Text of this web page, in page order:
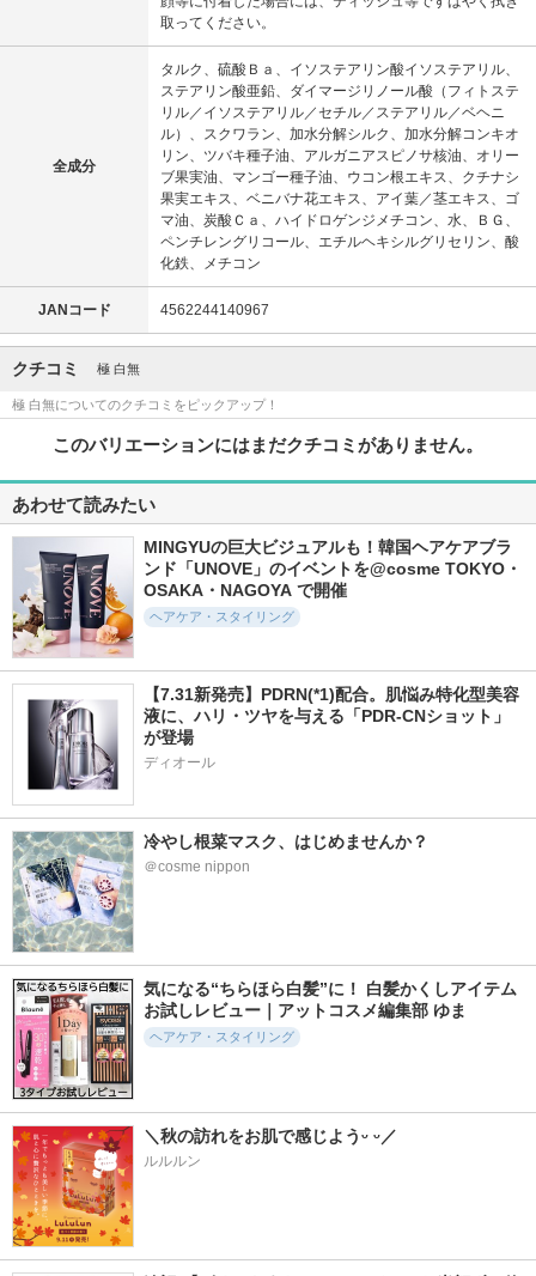
取ってください。
全成分
タルク、硫酸Ｂａ、イソステアリン酸イソステアリル、
ステアリン酸亜鉛、ダイマージリノール酸（フィトステ
リル／イソステアリル／セチル／ステアリル／ベヘニ
ル）、スクワラン、加水分解シルク、加水分解コンキオ
リン、ツバキ種子油、アルガニアスピノサ核油、オリー
ブ果実油、マンゴー種子油、ウコン根エキス、クチナシ
果実エキス、ベニバナ花エキス、アイ葉／茎エキス、ゴ
マ油、炭酸Ｃａ、ハイドロゲンジメチコン、水、ＢＧ、
ペンチレングリコール、エチルヘキシルグリセリン、酸
化鉄、メチコン
JANコード 4562244140967
クチコミ 極 白無
極 白無についてのクチコミをピックアップ！
このバリエーションにはまだクチコミがありません。
あわせて読みたい
MINGYUの巨大ビジュアルも！韓国ヘアケアブラ
ンド「UNOVE」のイベントを@cosme TOKYO・
OSAKA・NAGOYA で開催
ヘアケア・スタイリング
【7.31新発売】PDRN(*1)配合。肌悩み特化型美容
液に、ハリ・ツヤを与える「PDR-CNショット」
が登場
ディオール
冷やし根菜マスク、はじめませんか？
＠cosme nippon
気になる“ちらほら白髪”に！ 白髪かくしアイテム
お試しレビュー｜アットコスメ編集部 ゆま
ヘアケア・スタイリング
＼秋の訪れをお肌で感じようᵕ ᵕ／
ルルルン